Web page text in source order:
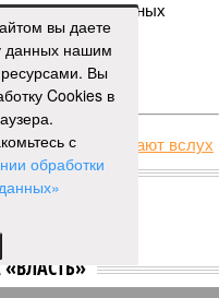
тысячи земельных
вы даете
данных нашим
Вы
Cookies в
с
обработки